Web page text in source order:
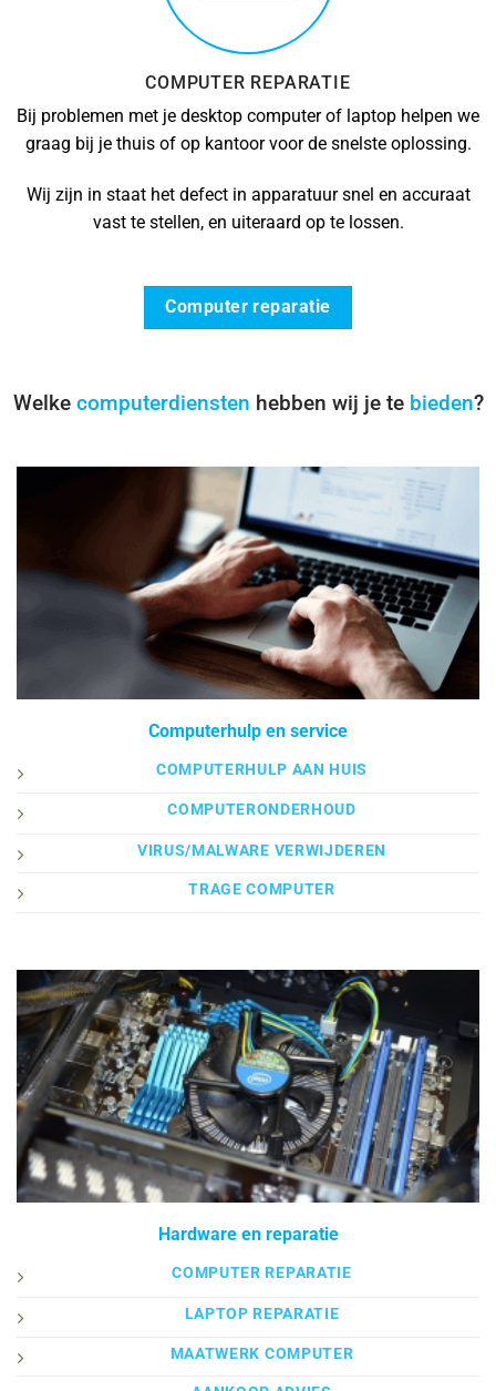
COMPUTER REPARATIE
Bij problemen met je desktop computer of laptop helpen we
graag bij je thuis of op kantoor voor de snelste oplossing.
Wij zijn in staat het defect in apparatuur snel en accuraat
vast te stellen, en uiteraard op te lossen.
Computer reparatie
Welke computerdiensten hebben wij je te bieden?
Computerhulp en service
COMPUTERHULP AAN HUIS
COMPUTERONDERHOUD
VIRUS/MALWARE VERWIJDEREN
TRAGE COMPUTER
Hardware en reparatie
COMPUTER REPARATIE
LAPTOP REPARATIE
MAATWERK COMPUTER